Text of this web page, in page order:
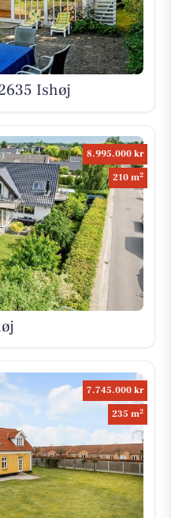
Ishøj
8.995.000 kr
210 m2
7.745.000 kr
235 m2